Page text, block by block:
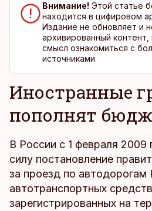
Внимание! Этой статье
находится в цифировом
Издание не обновляет и
архивированный
смысл ознакомиться с
источниками.
Иностранные
пополнят
В России с 1 февраля 2009
силу постановление
за проезд по автодорогам
автотранспортных
зарегистрированных на